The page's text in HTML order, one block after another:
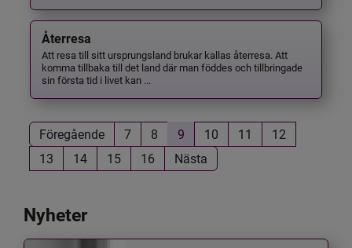
Återresa
Att resa till sitt ursprungsland brukar kallas återresa. Att
komma tillbaka till det land där man föddes och tillbringade
sin första tid i livet kan ...
Föregående 7 8 9 10 11
12
13
14 15 16 Nästa
Nyheter